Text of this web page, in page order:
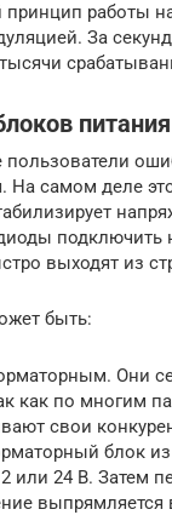
принцип работы
За
питания
пользователи
На самом деле
подключить
выходят из
быть:
Они
как по многим
свои
блок
или 24 В. Затем
выпрямляется